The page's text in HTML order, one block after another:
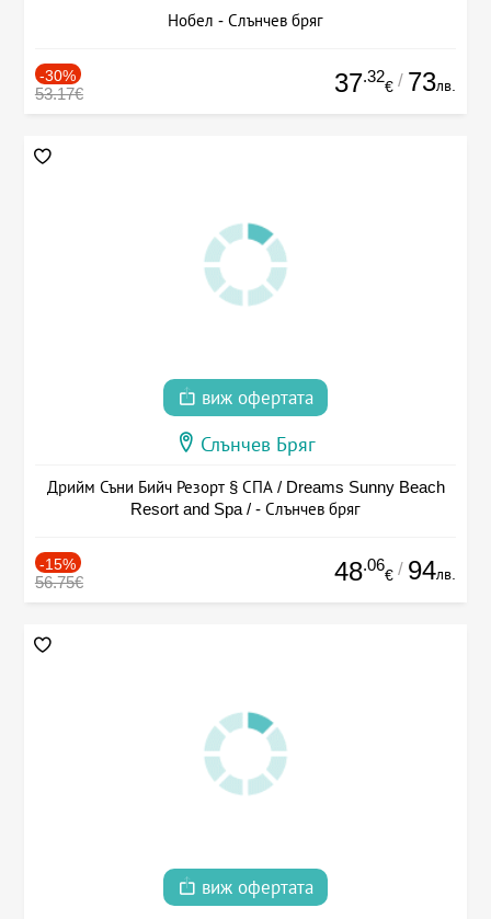
Нобел - Слънчев бряг
-30%
53.17€ 37.32
€ / 73лв.
виж офертата
Слънчев Бряг
Дрийм Съни Бийч Резорт § СПА / Dreams Sunny Beach
Resort and Spa / - Слънчев бряг
-15%
56.75€ 48.06
€ / 94лв.
виж офертата